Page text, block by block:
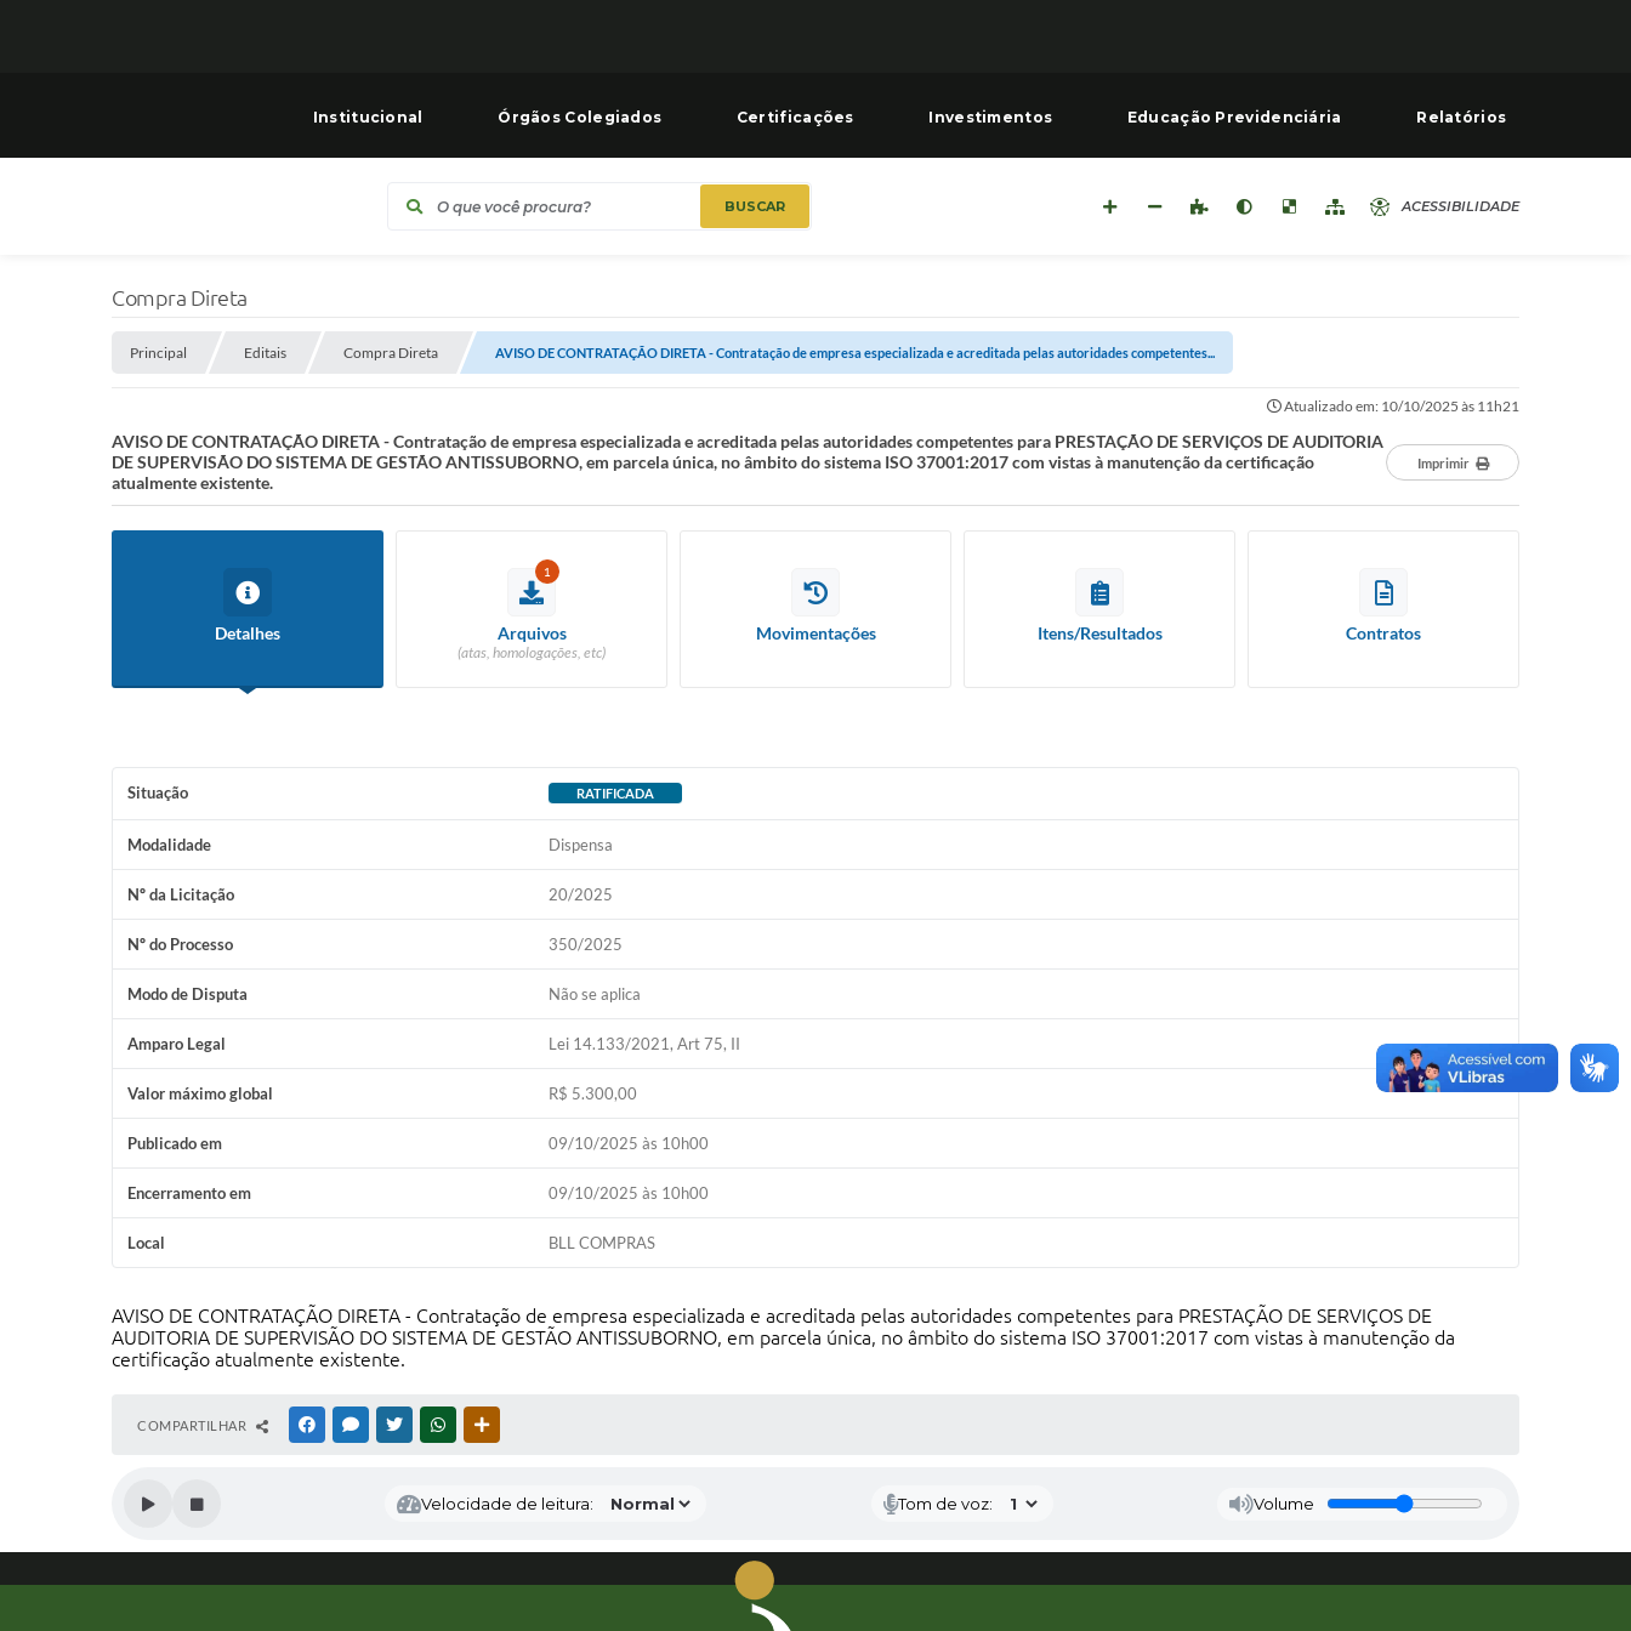
Institucional Órgãos Colegiados Certificações Investimentos Educação Previdenciária Relatórios
BUSCAR ACESSIBILIDADE
Compra Direta
Principal Editais Compra Direta AVISO DE CONTRATAÇÃO DIRETA - Contratação de empresa especializada e acreditada pelas autoridades competentes...
Atualizado em: 10/10/2025 às 11h21
AVISO DE CONTRATAÇÃO DIRETA - Contratação de empresa especializada e acreditada pelas autoridades competentes para PRESTAÇÃO DE SERVIÇOS DE AUDITORIA
DE SUPERVISÃO DO SISTEMA DE GESTÃO ANTISSUBORNO, em parcela única, no âmbito do sistema ISO 37001:2017 com vistas à manutenção da certificação
atualmente existente.
Imprimir
Detalhes
1
Arquivos
(atas, homologações, etc)
Movimentações Itens/Resultados Contratos
Situação RATIFICADA
Modalidade Dispensa
Nº da Licitação 20/2025
Nº do Processo 350/2025
Modo de Disputa Não se aplica
Amparo Legal Lei 14.133/2021, Art 75, II
Valor máximo global R$ 5.300,00
Publicado em 09/10/2025 às 10h00
Encerramento em 09/10/2025 às 10h00
Local BLL COMPRAS
AVISO DE CONTRATAÇÃO DIRETA - Contratação de empresa especializada e acreditada pelas autoridades competentes para PRESTAÇÃO DE SERVIÇOS DE
AUDITORIA DE SUPERVISÃO DO SISTEMA DE GESTÃO ANTISSUBORNO, em parcela única, no âmbito do sistema ISO 37001:2017 com vistas à manutenção da
certificação atualmente existente.
COMPARTILHAR FACEBOOKMESSENGER
TWITTERWHATSAPP
Velocidade de leitura: Tom de voz: Volume